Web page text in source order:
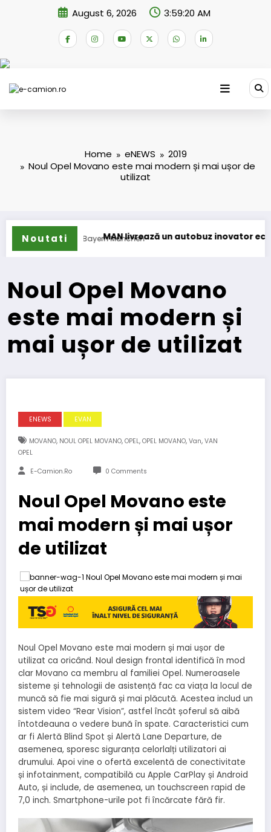
August 6, 2026 3:59:21 AM
Home eNEWS
2019
Noul Opel Movano este mai modern și mai ușor de
utilizat
Noutati
MAN livrează un autobuz inovator echipei FC Bayern
Noul Opel Movano
este mai modern și
mai ușor de utilizat
ENEWS EVAN
MOVANO, NOUL OPEL MOVANO, OPEL, OPEL MOVANO, Van, VAN
OPEL
E-Camion.ro 0 Comments
Noul Opel Movano este
mai modern și mai ușor
de utilizat
Noul Opel Movano este mai modern și mai ușor de
utilizat ca oricând. Noul design frontal identifică în mod
clar Movano ca membru al familiei Opel. Numeroasele
sisteme și tehnologii de asistență fac ca viața la locul de
muncă să fie mai sigură și mai plăcută. Acestea includ un
sistem video “Rear Vision”, astfel încât șoferul să aibă
întotdeauna o vedere bună în spate. Caracteristici cum
ar fi Alertă Blind Spot și Alertă Lane Departure, de
asemenea, sporesc siguranța celorlalți utilizatori ai
drumului. Apoi vine o ofertă excelentă de conectivitate
și infotainment, compatibilă cu Apple CarPlay și Android
Auto, și include, de asemenea, un touchscreen rapid de
7,0 inch. Smartphone-urile pot fi încărcate fără fir.